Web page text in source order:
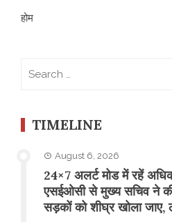
होम
TIMELINE
August 6, 2026
24×7 अलर्ट मोड में रहें
एसईओसी से मुख्य सचिव ने की
सड़कों को शीघ्र खोला जाए,